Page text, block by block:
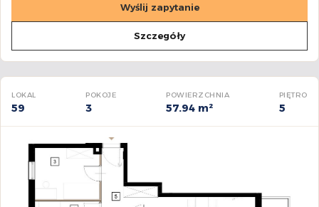
Wyślij zapytanie
Szczegóły
LOKAL
59
POKOJE
3
POWIERZCHNIA
57.94 m²
PIĘTRO
5